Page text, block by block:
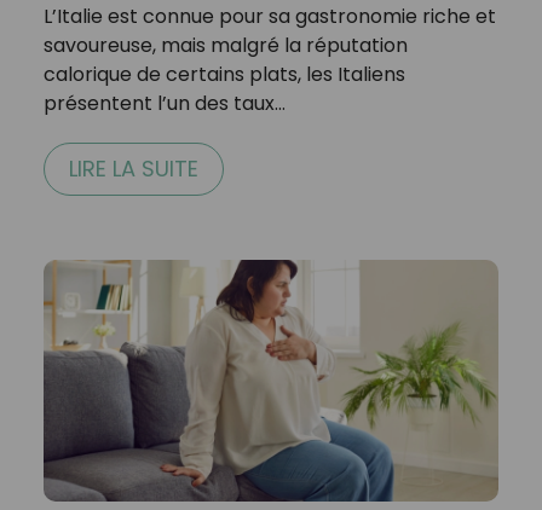
L’Italie est connue pour sa gastronomie riche et
savoureuse, mais malgré la réputation
calorique de certains plats, les Italiens
présentent l’un des taux…
LIRE LA SUITE